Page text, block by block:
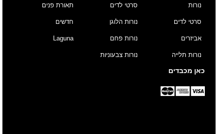
נורות
סרטי לדים
אביזרים
נורות תלייה
סרטי לדים
נורות הלוגן
נורות פחם
נורות צבעוניות
תאורת פנים
חדשים
Laguna
כאן מכבדים